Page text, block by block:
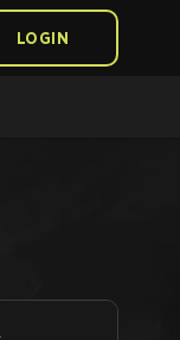
LOGIN